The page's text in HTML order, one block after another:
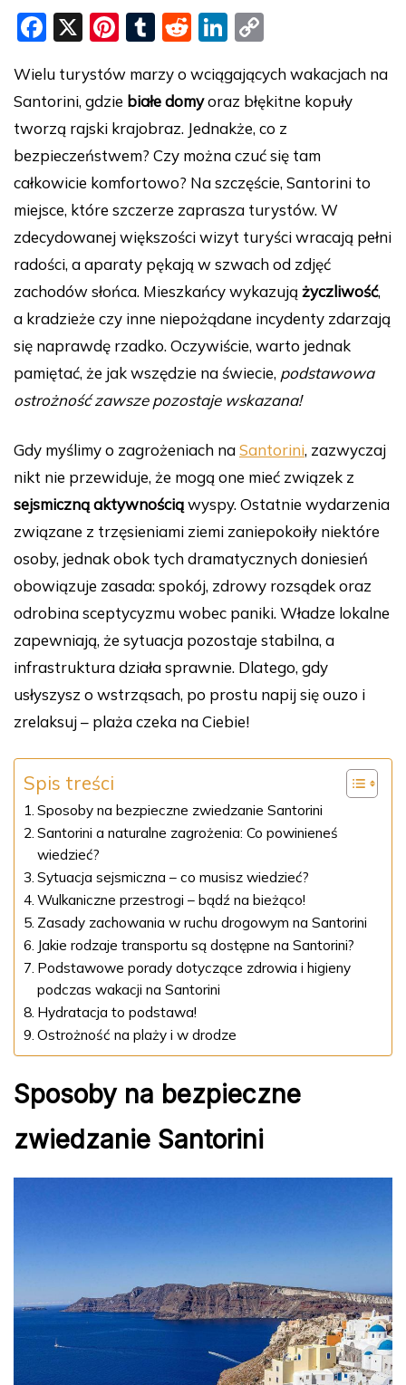
F
c
e
b
o
o
k
X
Pi
er
e
st
T
m
bl
r
R
d
di
t
Li
k
e
dI
n
p
y
Li
n
k
Wielu turystów marzy o wciągających wakacjach na
Santorini, gdzie białe domyoraz błękitne kopuły
tworzą rajski krajobraz. Jednakże, co z
bezpieczeństwem? Czy można czuć się tam
całkowicie komfortowo? Na szczęście, Santorini to
miejsce, które szczerze zaprasza turystów. W
zdecydowanej większości wizyt turyści wracają pełni
radości, a aparaty pękają w szwach od zdjęć
zachodów słońca. Mieszkańcy wykazują życzliwość,
a kradzieże czy inne niepożądane incydenty zdarzają
się naprawdę rzadko. Oczywiście, warto jednak
pamiętać, że jak wszędzie na świecie, podstawowa
ostrożność zawsze pozostaje wskazana!
Gdy myślimy o zagrożeniach naSantorini, zazwyczaj
nikt nie przewiduje, że mogą one mieć związek z
sejsmiczną aktywnościąwyspy. Ostatnie wydarzenia
związane z trzęsieniami ziemi zaniepokoiły niektóre
osoby, jednak obok tych dramatycznych doniesień
obowiązuje zasada: spokój, zdrowy rozsądek oraz
odrobina sceptycyzmu wobec paniki. Władze lokalne
zapewniają, że sytuacja pozostaje stabilna, a
infrastruktura działa sprawnie. Dlatego, gdy
usłyszysz o wstrząsach, po prostu napij się ouzo i
zrelaksuj – plaża czeka na Ciebie!
Spis treści
Sposoby na bezpieczne zwiedzanie Santorini
Santorini a naturalne zagrożenia: Co powinieneś
wiedzieć?
Sytuacja sejsmiczna – co musisz wiedzieć?
Wulkaniczne przestrogi – bądź na bieżąco!
Zasady zachowania w ruchu drogowym na Santorini
Jakie rodzaje transportu są dostępne na Santorini?
Podstawowe porady dotyczące zdrowia i higieny
podczas wakacji na Santorini
Hydratacja to podstawa!
Ostrożność na plaży i w drodze
Sposoby na bezpieczne
zwiedzanie Santorini